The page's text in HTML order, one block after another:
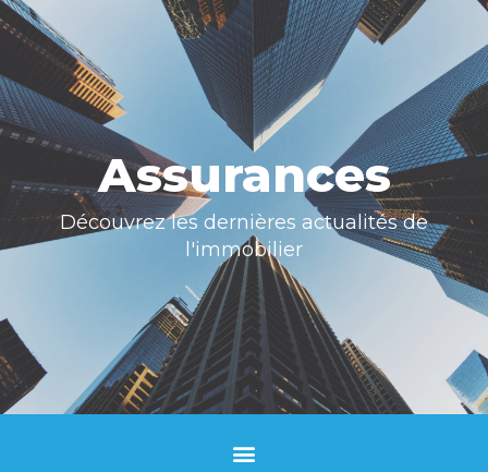
Assurances
Découvrez les dernières actualités de
l'immobilier